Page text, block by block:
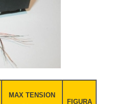
MAX TENSION
FIGURA